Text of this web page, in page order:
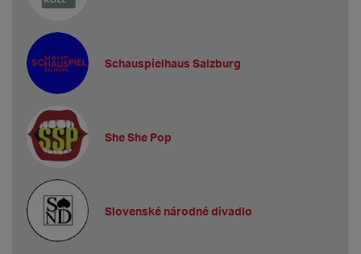
Schauspielhaus Salzburg
She She Pop
Slovenské národné divadlo